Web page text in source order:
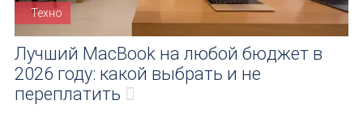
Техно
Лучший MacBook на любой бюджет в
2026 году: какой выбрать и не
переплатить